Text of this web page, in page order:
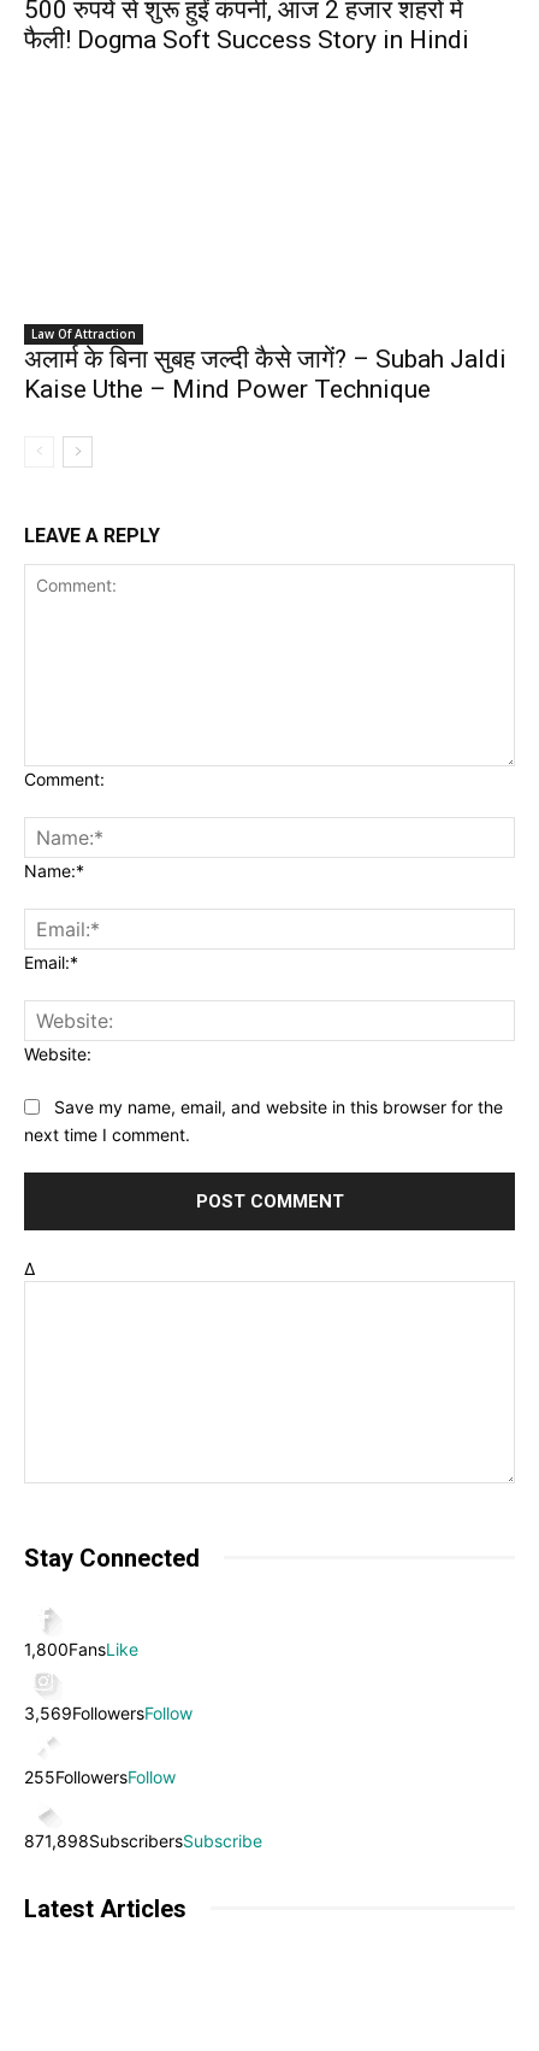
500 रुपयें से शुरू हुईं कंपनी, आज 2 हजार शहरोँ में
फैली! Dogma Soft Success Story in Hindi
Law Of Attraction
अलार्म के बिना सुबह जल्दी कैसे जागें? – Subah Jaldi
Kaise Uthe – Mind Power Technique
LEAVE A REPLY
Comment:
Name:*
Email:*
Website:
Save my name, email, and website in this browser for the
next time I comment.
Δ
Stay Connected
1,800FansLike
3,569FollowersFollow
255FollowersFollow
871,898SubscribersSubscribe
Latest Articles